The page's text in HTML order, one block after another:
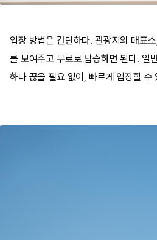
입장 방법은 간단하다. 관광지의 매표
를 보여주고 무료로 탑승하면 된다. 일
하나 끊을 필요 없이, 빠르게 입장할 수